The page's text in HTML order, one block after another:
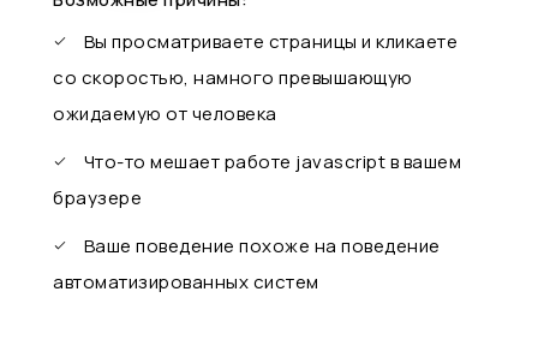
Вы просматриваете страницы и кликаете
со скоростью, намного превышающую
ожидаемую от человека
Что-то мешает работе javascript в вашем
браузере
Ваше поведение похоже на поведение
автоматизированных систем